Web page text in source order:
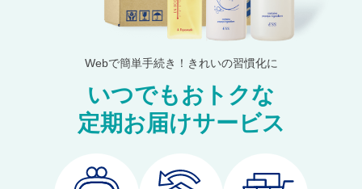
Webで簡単手続き！きれいの習慣化に
いつでもおトクな
定期お届けサービス